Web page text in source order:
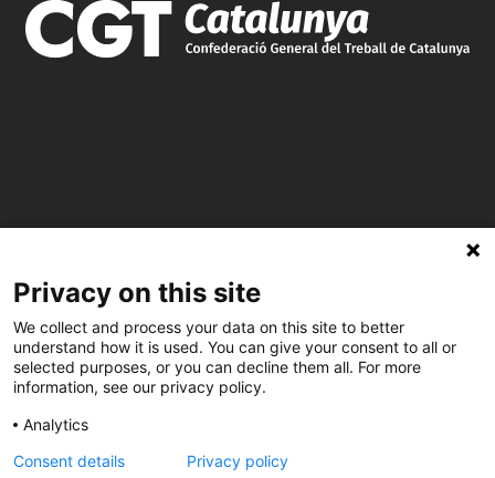
spccc@spcgtcatalunya.cat
935 120 481
Privacy on this site
We collect and process your data on this site to better
understand how it is used. You can give your consent to all or
selected purposes, or you can decline them all. For more
information, see our privacy policy.
Analytics
Consent details
Privacy policy